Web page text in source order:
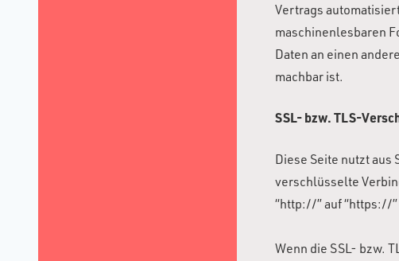
Vertrags
maschinenlesbaren
Daten an einen
machbar ist.
SSL- bzw. TLS-
Diese Seite nutzt
verschlüsselte
“http://” auf “https://
Wenn die SSL- bzw.